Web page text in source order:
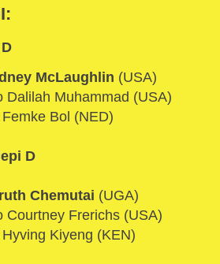
McLaughlin (USA)
Dalilah Muhammad (USA)
Bol (NED)
D
Chemutai (UGA)
Courtney Frerichs (USA)
Kiyeng (KEN)